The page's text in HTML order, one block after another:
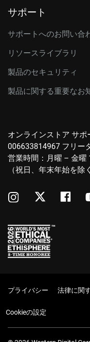
サポート
サポートへのお問い合
リソースライブラリ
製品のセキュリティ
製品に関する重要なお
オンラインストア サポ
006633814967 フリー
営業時間：月曜 – 金曜
（祝日、年末年始を除
プライバシー 法律に関
Cookieの設定